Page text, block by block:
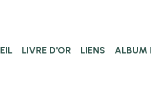
LIVRE D'OR LIENS ALBUM